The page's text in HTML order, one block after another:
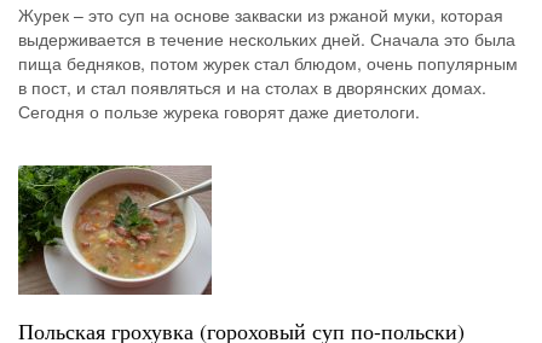
Журек – это суп на основе закваски из ржаной муки, которая
выдерживается в течение нескольких дней. Сначала это была
пища бедняков, потом журек стал блюдом, очень популярным
в пост, и стал появляться и на столах в дворянских домах.
Сегодня о пользе журека говорят даже диетологи.
Польская грохувка (гороховый суп по-польски)